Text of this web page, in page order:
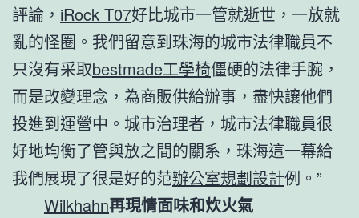
評論， iRock T07好比城市一管就逝世，一放就
亂的怪圈。我們留意到珠海的城市法律職員不
只沒有采取bestmade工學椅僵硬的法律手腕，
而是改變理念，為商販供給辦事，盡快讓他們
投進到運營中。城市治理者，城市法律職員很
好地均衡了管與放之間的關系，珠海這一幕給
我們展現了很是好的范辦公室規劃設計例。”
Wilkhahn再現情面味和炊火氣